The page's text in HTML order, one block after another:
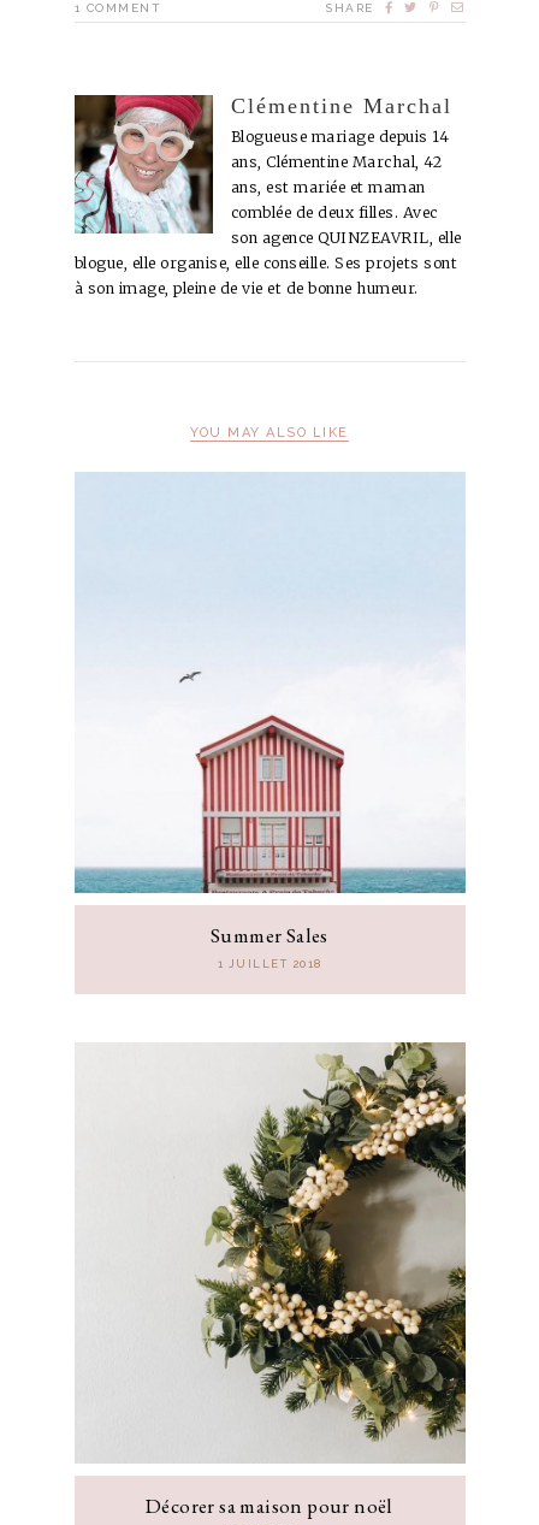
1 COMMENT SHARE
Clémentine Marchal
Blogueuse mariage depuis 14
ans, Clémentine Marchal, 42
ans, est mariée et maman
comblée de deux filles. Avec
son agence QUINZEAVRIL, elle
blogue, elle organise, elle conseille. Ses projets sont
à son image, pleine de vie et de bonne humeur.
YOU MAY ALSO LIKE
Summer Sales
1 JUILLET 2018
Décorer sa maison pour noël